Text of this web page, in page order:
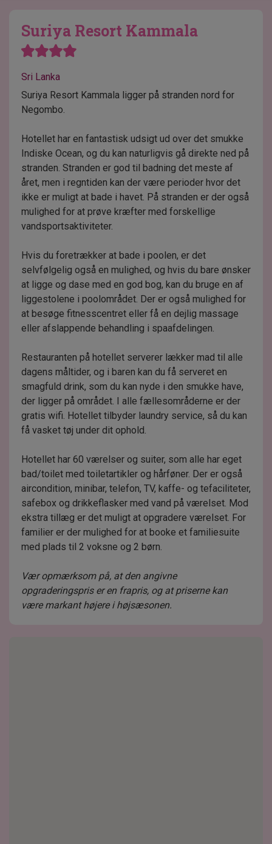
Suriya Resort Kammala
Sri Lanka
Suriya Resort Kammala ligger på stranden nord for
Negombo.
Hotellet har en fantastisk udsigt ud over det smukke
Indiske Ocean, og du kan naturligvis gå direkte ned på
stranden. Stranden er god til badning det meste af
året, men i regntiden kan der være perioder hvor det
ikke er muligt at bade i havet. På stranden er der også
mulighed for at prøve kræfter med forskellige
vandsportsaktiviteter.
Hvis du foretrækker at bade i poolen, er det
selvfølgelig også en mulighed, og hvis du bare ønsker
at ligge og dase med en god bog, kan du bruge en af
liggestolene i poolområdet. Der er også mulighed for
at besøge fitnesscentret eller få en dejlig massage
eller afslappende behandling i spaafdelingen.
Restauranten på hotellet serverer lækker mad til alle
dagens måltider, og i baren kan du få serveret en
smagfuld drink, som du kan nyde i den smukke have,
der ligger på området. I alle fællesområderne er der
gratis wifi. Hotellet tilbyder laundry service, så du kan
få vasket tøj under dit ophold.
Hotellet har 60 værelser og suiter, som alle har eget
bad/toilet med toiletartikler og hårføner. Der er også
aircondition, minibar, telefon, TV, kaffe- og tefaciliteter,
safebox og drikkeflasker med vand på værelset. Mod
ekstra tillæg er det muligt at opgradere værelset. For
familier er der mulighed for at booke et familiesuite
med plads til 2 voksne og 2 børn.
Vær opmærksom på, at den angivne
opgraderingspris er en frapris, og at priserne kan
være markant højere i højsæsonen.